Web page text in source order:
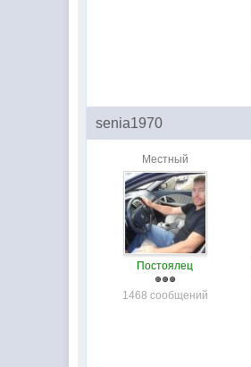
senia1970
Местный
Постоялец
1468 сообщений